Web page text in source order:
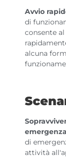
Avvio
di
consente
alcuna
emergenza
di
attività